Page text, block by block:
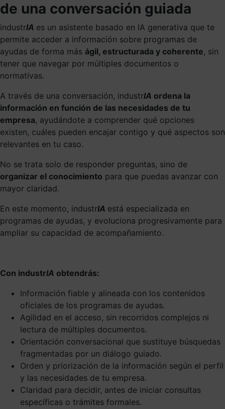
de una conversación guiada
industrIA es un asistente basado en IA generativa que te
permite acceder a información sobre programas de
ayudas de forma más ágil, estructurada y coherente, sin
tener que navegar por múltiples documentos o
normativas.
A través de una conversación, industrIA ordena la
información en función de las necesidades de tu
empresa, ayudándote a comprender qué opciones
existen, cuáles pueden encajar contigo y qué aspectos son
relevantes en tu caso.
No se trata solo de responder preguntas, sino de
organizar el conocimiento para que puedas avanzar con
mayor claridad.
En este momento, industrIA está especializada en
programas de ayudas, y evoluciona progresivamente para
ampliar su capacidad de acompañamiento.
Con industrIA obtendrás:
Información fiable y alineada con los contenidos
oficiales de los programas de ayudas.
Agilidad en el acceso, sin recorridos complejos ni
lectura de múltiples documentos.
Orientación conversacional que sustituye búsquedas
fragmentadas por un diálogo guiado.
Orden y priorización de la información según el perfil
y las necesidades de tu empresa.
Claridad para decidir, antes de iniciar consultas
específicas o trámites formales.